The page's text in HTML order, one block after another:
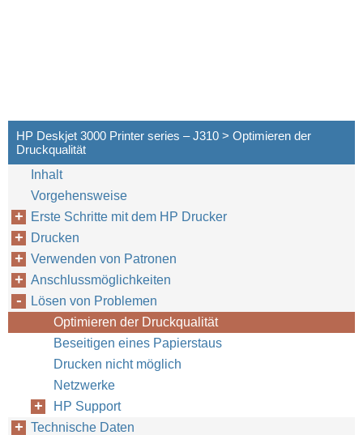
HP Deskjet 3000 Printer series – J310 > Optimieren der
Druckqualität
Inhalt
Vorgehensweise
Erste Schritte mit dem HP Drucker
Drucken
Verwenden von Patronen
Anschlussmöglichkeiten
Lösen von Problemen
Optimieren der Druckqualität
Beseitigen eines Papierstaus
Drucken nicht möglich
Netzwerke
HP Support
Technische Daten